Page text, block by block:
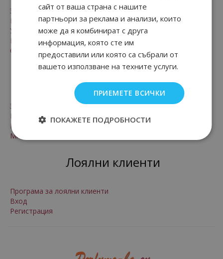
Заплащане и доставка
Безопасност
Условия за ползване
Рекламации и право на връщане
Онлайн решаване на спорове
За нас
Контакти
Произход на стоките
Мнения от клиенти на магазина
Лоялни клиенти
Програма за лоялни клиенти
Вход
Регистрация
сайт от ваша страна с нашите
партньори за реклама и анализи, които
може да я комбинират с друга
информация, която сте им
предоставили или която са събрали от
вашето използване на техните услуги.
ПРИЕМЕТЕ ВСИЧКИ
ПОКАЖЕТЕ ПОДРОБНОСТИ